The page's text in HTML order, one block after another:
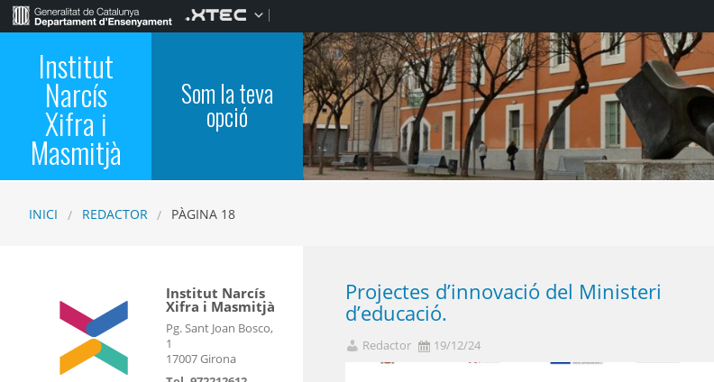
Institut
Narcís
Xifra i
Masmitjà
Som la teva
opció
INICI REDACTOR PÀGINA 18
Projectes d’innovació del Ministeri
d’educació.
Redactor 19/12/24
Institut Narcís
Xifra i Masmitjà
Pg. Sant Joan Bosco,
1
17007 Girona